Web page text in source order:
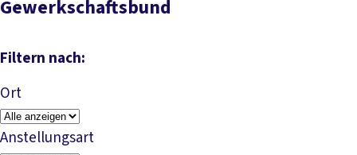
Gewerkschaftsbund
Filtern nach:
Ort
Anstellungsart